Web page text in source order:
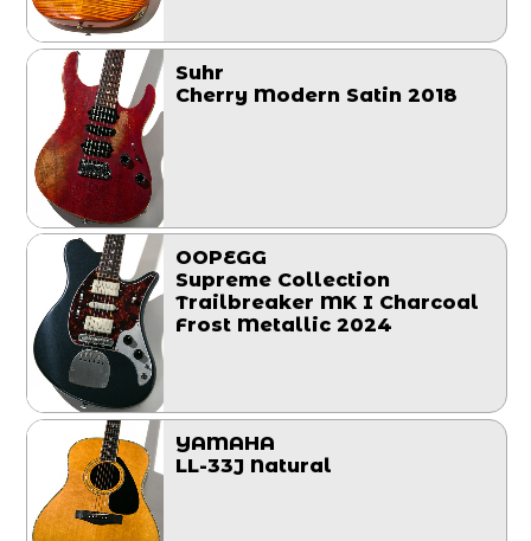
Suhr
Cherry Modern Satin 2018
OOPEGG
Supreme Collection
Trailbreaker MK I Charcoal
Frost Metallic 2024
YAMAHA
LL-33J Natural